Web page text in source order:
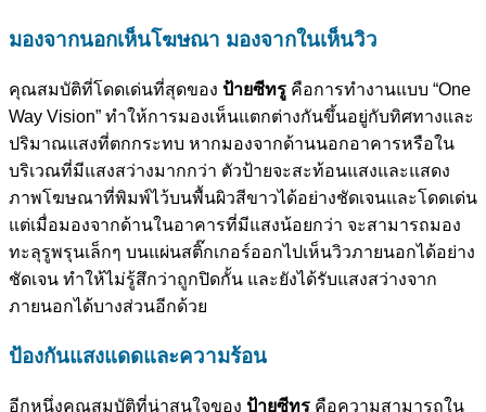
มองจากนอกเห็นโฆษณา มองจากในเห็นวิว
คุณสมบัติที่โดดเด่นที่สุดของ ป้ายซีทรู คือการทำงานแบบ “One
Way Vision” ทำให้การมองเห็นแตกต่างกันขึ้นอยู่กับทิศทางและ
ปริมาณแสงที่ตกกระทบ หากมองจากด้านนอกอาคารหรือใน
บริเวณที่มีแสงสว่างมากกว่า ตัวป้ายจะสะท้อนแสงและแสดง
ภาพโฆษณาที่พิมพ์ไว้บนพื้นผิวสีขาวได้อย่างชัดเจนและโดดเด่น
แต่เมื่อมองจากด้านในอาคารที่มีแสงน้อยกว่า จะสามารถมอง
ทะลุรูพรุนเล็กๆ บนแผ่นสติ๊กเกอร์ออกไปเห็นวิวภายนอกได้อย่าง
ชัดเจน ทำให้ไม่รู้สึกว่าถูกปิดกั้น และยังได้รับแสงสว่างจาก
ภายนอกได้บางส่วนอีกด้วย
ป้องกันแสงแดดและความร้อน
อีกหนึ่งคุณสมบัติที่น่าสนใจของ ป้ายซีทรู คือความสามารถใน